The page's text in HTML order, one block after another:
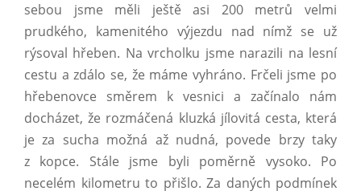
sebou jsme měli ještě asi 200 metrů velmi
prudkého, kamenitého výjezdu nad nímž se už
rýsoval hřeben. Na vrcholku jsme narazili na lesní
cestu a zdálo se, že máme vyhráno. Frčeli jsme po
hřebenovce směrem k vesnici a začínalo nám
docházet, že rozmáčená kluzká jílovitá cesta, která
je za sucha možná až nudná, povede brzy taky
z kopce. Stále jsme byli poměrně vysoko. Po
necelém kilometru to přišlo. Za daných podmínek